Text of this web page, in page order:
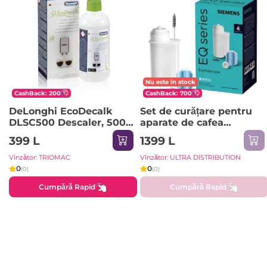
CashBack: 200
DeLonghi EcoDecalk
DLSC500 Descaler, 500
ml (5 uses), Eco-Friendly
Universal Descaling
Solution for Coffee &
Espresso Machines
399 L
Vînzător: TRIOMAC
0(0)
Cumpără Rapid
Nu este în stock
CashBack: 700
Set de curățare pentru
aparate de cafea
Siemens TZ80004B
1399 L
Vînzător: ULTRA DISTRIBUTION
0(0)
Cumpără Rapid